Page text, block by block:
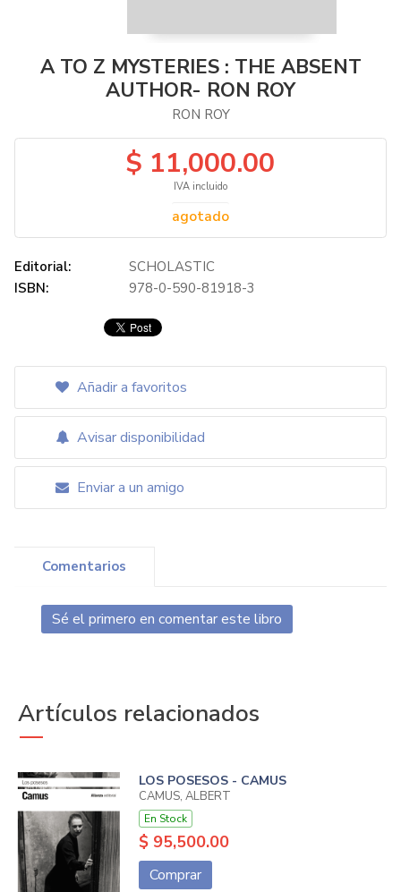
A TO Z MYSTERIES : THE ABSENT
AUTHOR- RON ROY
RON ROY
$ 11,000.00
IVA incluido
agotado
Editorial:
SCHOLASTIC
ISBN:
978-0-590-81918-3
Añadir a favoritos
Avisar disponibilidad
Enviar a un amigo
Comentarios
Sé el primero en comentar este libro
Artículos relacionados
LOS POSESOS - CAMUS
CAMUS, ALBERT
En Stock
$ 95,500.00
Comprar